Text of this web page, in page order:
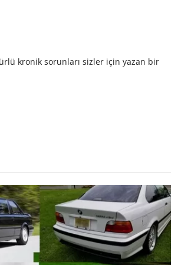
kronik sorunları sizler için yazan bir